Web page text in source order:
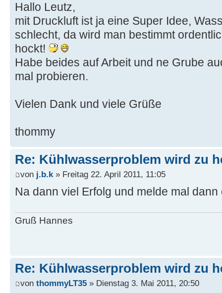
Hallo Leutz,
mit Druckluft ist ja eine Super Idee,
schlecht, da wird man bestimmt
hockt!
Habe beides auf Arbeit und ne Grube
mal probieren.
Vielen Dank und viele Grüße
thommy
Re: Kühlwasserproblem wird zu
von j.b.k » Freitag 22. April 2011, 11:05
Na dann viel Erfolg und melde mal
Gruß Hannes
Re: Kühlwasserproblem wird zu
von thommyLT35 » Dienstag 3. Mai 2011, 20:50